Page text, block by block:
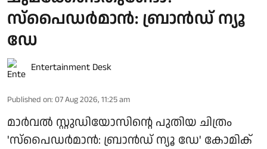
സ്പൈഡർമാൻ: ബ്രാൻഡ് ന്യൂ
ഡേ
Entertainment Desk
Published on: 07 Aug 2026, 11:25 am
മാർവൽ സ്റ്റുഡിയോസിന്റെ പുതിയ ചിത്രം
'സ്പൈഡർമാൻ: ബ്രാൻഡ് ന്യൂ ഡേ' കോമിക്